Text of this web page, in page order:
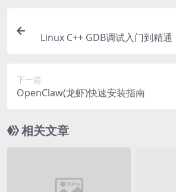
Linux C++ GDB调试入门到精通
下一篇
OpenClaw(龙虾)快速安装指南
相关文章